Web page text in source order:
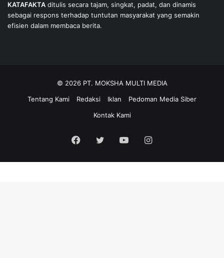
KATAFAKTA ditulis secara tajam, singkat, padat, dan dinamis
sebagai respons terhadap tuntutan masyarakat yang semakin
efisien dalam membaca berita.
© 2026 PT. MOKSHA MULTI MEDIA
Tentang Kami
Redaksi Iklan
Pedoman Media Siber
Kontak Kami
Facebook
Twitter YouTubeInstagram